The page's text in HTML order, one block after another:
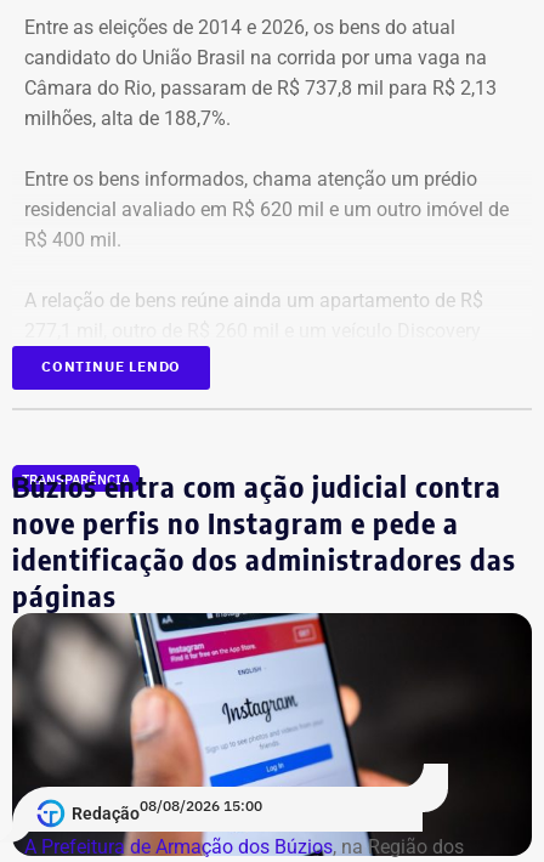
Entre as eleições de 2014 e 2026, os bens do atual
candidato do União Brasil na corrida por uma vaga na
Câmara do Rio, passaram de R$ 737,8 mil para R$ 2,13
milhões, alta de 188,7%.
Entre os bens informados, chama atenção um prédio
residencial avaliado em R$ 620 mil e um outro imóvel de
R$ 400 mil.
A relação de bens reúne ainda um apartamento de R$
D300, ano 2023, declarado por R$ 330 mil. Também
aparecem na lista cerca de R$ 177 mil em aplicações e
CONTINUE LENDO
TRANSPARÊNCIA
Búzios entra com ação judicial contra
nove perfis no Instagram e pede a
identificação dos administradores das
páginas
Redação08/08/2026 15:00
A Prefeitura de Armação dos Búzios, na Região dos